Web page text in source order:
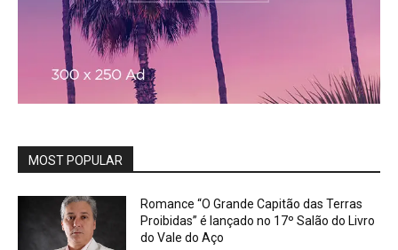
MOST POPULAR
Romance “O Grande Capitão das Terras
Proibidas” é lançado no 17º Salão do Livro
do Vale do Aço